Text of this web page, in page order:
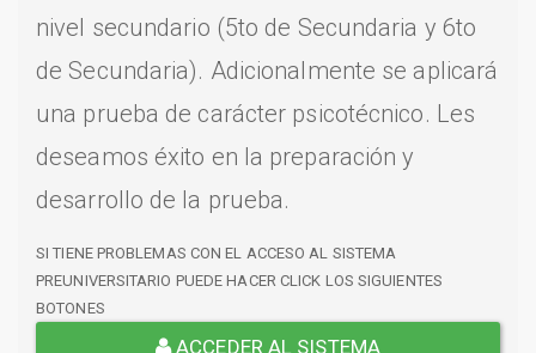
nivel secundario (5to de Secundaria y 6to
de Secundaria). Adicionalmente se aplicará
una prueba de carácter psicotécnico. Les
deseamos éxito en la preparación y
desarrollo de la prueba.
SI TIENE PROBLEMAS CON EL ACCESO AL SISTEMA
PREUNIVERSITARIO PUEDE HACER CLICK LOS SIGUIENTES
BOTONES
ACCEDER AL SISTEMA